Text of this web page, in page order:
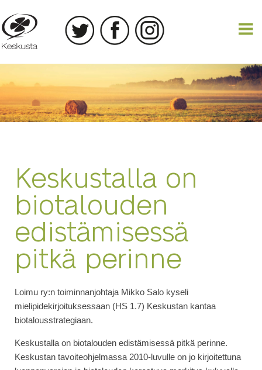
Keskustalla on
biotalouden
edistämisessä
pitkä perinne
Loimu ry:n toiminnanjohtaja Mikko Salo kyseli
mielipidekirjoituksessaan (HS 1.7) Keskustan kantaa
biotalousstrategiaan.
Keskustalla on biotalouden edistämisessä pitkä perinne.
Keskustan tavoiteohjelmassa 2010-luvulle on jo kirjoitettuna